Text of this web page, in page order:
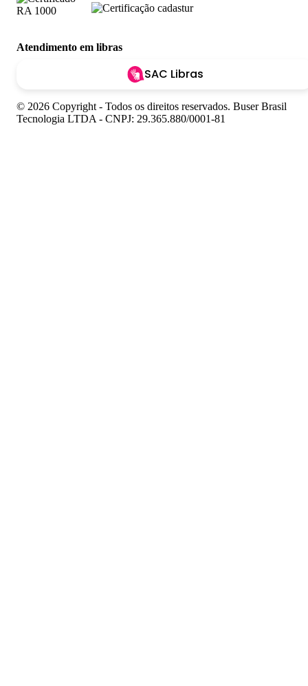
Atendimento em libras
SAC Libras
© 2026 Copyright - Todos os direitos reservados. Buser Brasil
Tecnologia LTDA - CNPJ: 29.365.880/0001-81